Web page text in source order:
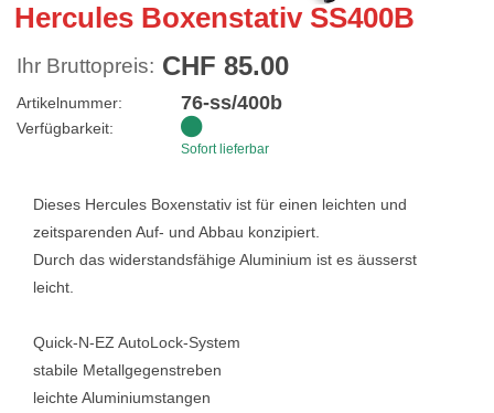
Hercules Boxenstativ SS400B
Ihr Bruttopreis: CHF 85.00
Artikelnummer: 76-ss/400b
Verfügbarkeit:
Sofort lieferbar
Dieses Hercules Boxenstativ ist für einen leichten und
zeitsparenden Auf- und Abbau konzipiert.
Durch das widerstandsfähige Aluminium ist es äusserst
leicht.
Quick-N-EZ AutoLock-System
stabile Metallgegenstreben
leichte Aluminiumstangen